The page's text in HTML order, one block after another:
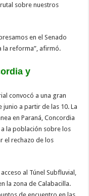
sobre nuestros
en el Senado
la reforma”, afirmó.
y
convocó a una gran
a partir de las 10. La
en Paraná, Concordia
la población sobre los
el rechazo de los
al Túnel Subfluvial,
la zona de Calabacilla.